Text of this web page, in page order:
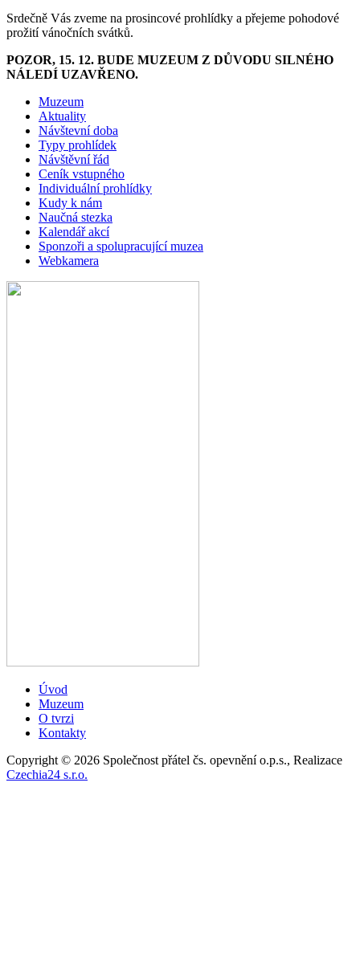
Srdečně Vás zveme na prosincové prohlídky a přejeme pohodové
prožití vánočních svátků.
POZOR, 15. 12. BUDE MUZEUM Z DŮVODU SILNÉHO
NÁLEDÍ UZAVŘENO.
Muzeum
Aktuality
Návštevní doba
Typy prohlídek
Návštěvní řád
Ceník vstupného
Individuální prohlídky
Kudy k nám
Naučná stezka
Kalendář akcí
Sponzoři a spolupracující muzea
Webkamera
Úvod
Muzeum
O tvrzi
Kontakty
Copyright © 2026 Společnost přátel čs. opevnění o.p.s., Realizace
Czechia24 s.r.o.